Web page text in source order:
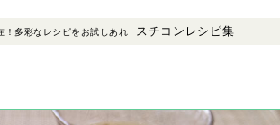
！多彩なレシピをお試しあれ スチコンレシピ集